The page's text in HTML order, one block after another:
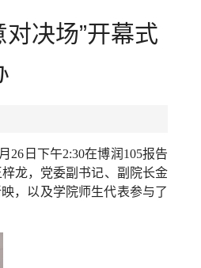
决场”开幕式
26日下午2:30在博润105报告
龙，党委副书记、副院长金
，以及学院师生代表参与了